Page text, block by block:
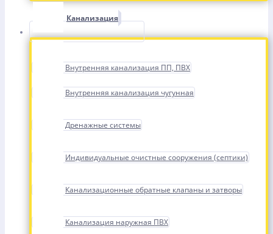
Канализация
Внутренняя канализация ПП, ПВХ
Внутренняя канализация чугунная
Дренажные системы
Индивидуальные очистные сооружения (септики)
Канализационные обратные клапаны и затворы
Канализация наружная ПВХ